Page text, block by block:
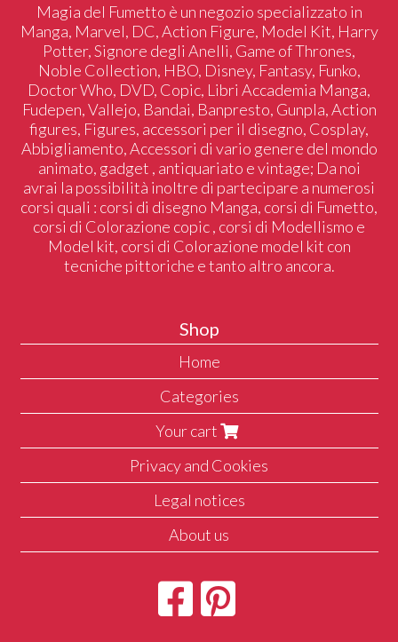
Magia del Fumetto è un negozio specializzato in
Manga, Marvel, DC, Action Figure, Model Kit, Harry
Potter, Signore degli Anelli, Game of Thrones,
Noble Collection, HBO, Disney, Fantasy, Funko,
Doctor Who, DVD, Copic, Libri Accademia Manga,
Fudepen, Vallejo, Bandai, Banpresto, Gunpla, Action
figures, Figures, accessori per il disegno, Cosplay,
Abbigliamento, Accessori di vario genere del mondo
animato, gadget , antiquariato e vintage; Da noi
avrai la possibilità inoltre di partecipare a numerosi
corsi quali : corsi di disegno Manga, corsi di Fumetto,
corsi di Colorazione copic , corsi di Modellismo e
Model kit, corsi di Colorazione model kit con
tecniche pittoriche e tanto altro ancora.
Shop
Home
Categories
Your cart
Privacy and Cookies
Legal notices
About us